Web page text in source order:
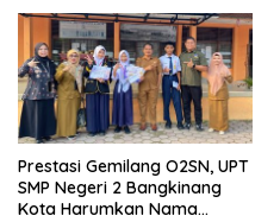
Prestasi Gemilang O2SN, UPT
SMP Negeri 2 Bangkinang
Kota Harumkan Nama